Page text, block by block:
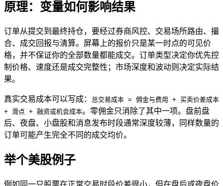
原理：变量如何影响结果
订单从提交到最终持仓，要经过券商风控、交易场所路由、撮
合、成交回报与清算。屏幕上的报价只是某一时点的可见价
格，并不保证你的全部数量都能成交。订单类型决定你优先控
制价格、速度还是成交完整性；市场深度和波动则决定实际结
果。
真实交易成本可以写成：
总交易成本 = 佣金与费用 + 买卖价差成本
+ 滑点 + 融资或机会成本。零佣金只消除了其中一项。盘前盘
后、夜盘、小盘股和消息发布时段通常深度较薄，同样数量的
订单可能产生完全不同的成交均价。
举个美股例子
例如同一只股票在正常交易时段价差很小，但在盘后或夜盘价